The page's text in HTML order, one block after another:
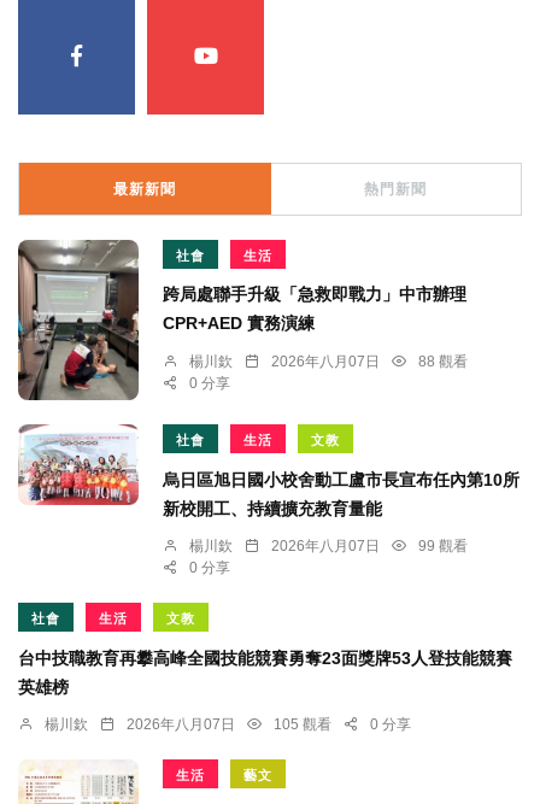
最新新聞 熱門新聞
社會 生活
跨局處聯手升級「急救即戰力」中市辦理
CPR+AED 實務演練
楊川欽 2026年八月07日
88 觀看
0 分享
社會 生活 文教
烏日區旭日國小校舍動工盧市長宣布任內第10所
新校開工、持續擴充教育量能
楊川欽 2026年八月07日
99 觀看
0 分享
社會 生活 文教
台中技職教育再攀高峰全國技能競賽勇奪23面獎牌53人登技能競賽
英雄榜
楊川欽 2026年八月07日 105 觀看 0 分享
生活 藝文